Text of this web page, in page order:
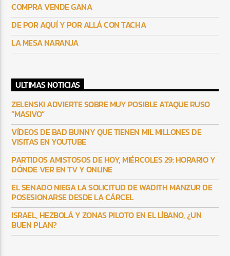
COMPRA VENDE GANA
DE POR AQUÍ Y POR ALLÁ CON TACHA
LA MESA NARANJA
ULTIMAS NOTICIAS
ZELENSKI ADVIERTE SOBRE MUY POSIBLE ATAQUE RUSO
“MASIVO”
VÍDEOS DE BAD BUNNY QUE TIENEN MIL MILLONES DE
VISITAS EN YOUTUBE
PARTIDOS AMISTOSOS DE HOY, MIÉRCOLES 29: HORARIO Y
DÓNDE VER EN TV Y ONLINE
EL SENADO NIEGA LA SOLICITUD DE WADITH MANZUR DE
POSESIONARSE DESDE LA CÁRCEL
ISRAEL, HEZBOLÁ Y ZONAS PILOTO EN EL LÍBANO, ¿UN
BUEN PLAN?